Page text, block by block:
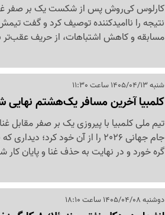
نتیجه را ناامیدکننده توصیف کرد و گفت
مسابقه و کاهش اشتباهات، از حریف عقب‌تر
شنبه 1405/04/13 ساعت 11:30
کلمبیا آخرین مسافر یک‌هشتم نهایی
تیم ملی کلمبیا با پیروزی یک بر صفر
جام جهانی 2026 را از آن خود
گره خورد و در نهایت به حذف غنا و پایان
دوشنبه 1405/04/08 ساعت 18:10